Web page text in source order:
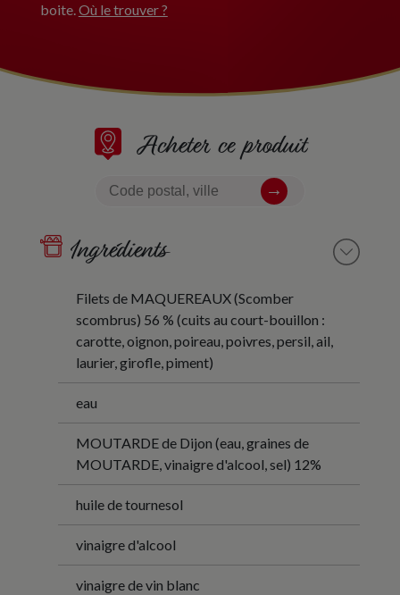
boite.Où le trouver ?
Acheter ce produit
Ingrédients
Filets de MAQUEREAUX (Scomber
scombrus) 56 % (cuits au court-bouillon :
carotte, oignon, poireau, poivres, persil, ail,
laurier, girofle, piment)
eau
MOUTARDE de Dijon (eau, graines de
MOUTARDE, vinaigre d'alcool, sel) 12%
huile de tournesol
vinaigre d'alcool
vinaigre de vin blanc